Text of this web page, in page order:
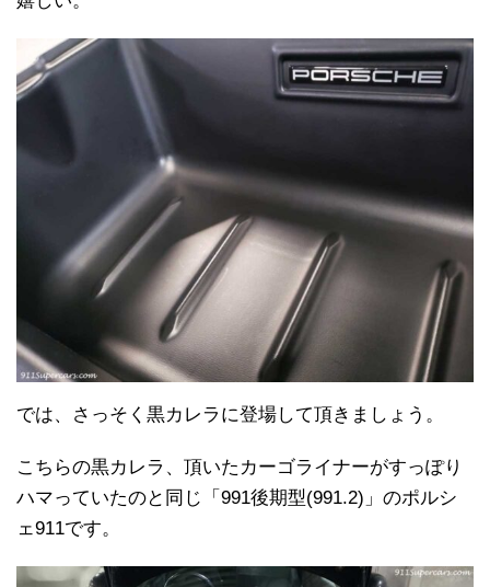
では、さっそく黒カレラに登場して頂きましょう。
こちらの黒カレラ、頂いたカーゴライナーがすっぽり
ハマっていたのと同じ「991後期型(991.2)」のポルシ
ェ911です。